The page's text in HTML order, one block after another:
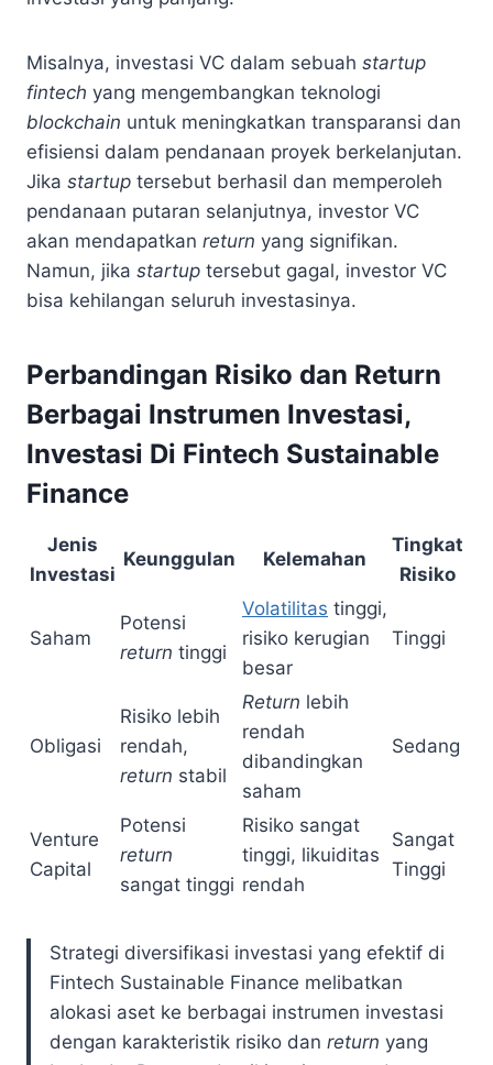
Misalnya, investasi VC dalam sebuah startup
fintech yang mengembangkan teknologi
blockchain untuk meningkatkan transparansi dan
efisiensi dalam pendanaan proyek berkelanjutan.
Jika startup tersebut berhasil dan memperoleh
pendanaan putaran selanjutnya, investor VC
akan mendapatkan return yang signifikan.
Namun, jika startup tersebut gagal, investor VC
bisa kehilangan seluruh investasinya.
Perbandingan Risiko dan Return
Berbagai Instrumen Investasi,
Investasi Di Fintech Sustainable
Finance
Jenis
Investasi
Keunggulan Kelemahan
Tingkat
Risiko
Saham
Potensi
return tinggi
Volatilitas tinggi,
risiko kerugian
besar
Tinggi
Obligasi
Risiko lebih
rendah,
return stabil
Return lebih
rendah
dibandingkan
saham
Sedang
Venture
Capital
Potensi
return
sangat tinggi
Risiko sangat
tinggi, likuiditas
rendah
Sangat
Tinggi
Strategi diversifikasi investasi yang efektif di
Fintech Sustainable Finance melibatkan
alokasi aset ke berbagai instrumen investasi
dengan karakteristik risiko dan return yang